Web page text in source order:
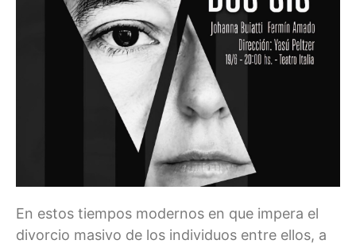
En estos tiempos modernos en que impera el
divorcio masivo de los individuos entre ellos, a